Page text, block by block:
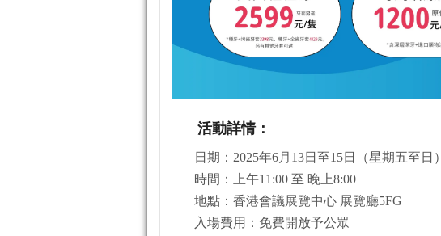
活動詳情：
日期：2025年6月13日至15日（星期五至日）
時間：上午11:00 至 晚上8:00
地點：香港會議展覽中心 展覽廳5FG
入場費用：免費開放予公眾